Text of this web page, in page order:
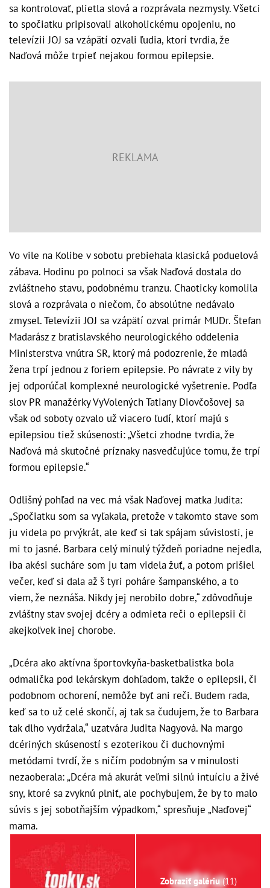
sa kontrolovať, plietla slová a rozprávala nezmysly. Všetci
to spočiatku pripisovali alkoholickému opojeniu, no
televízii JOJ sa vzápätí ozvali ľudia, ktorí tvrdia, že
Naďová môže trpieť nejakou formou epilepsie.
Vo vile na Kolibe v sobotu prebiehala klasická poduelová
zábava. Hodinu po polnoci sa však Naďová dostala do
zvláštneho stavu, podobnému tranzu. Chaoticky komolila
slová a rozprávala o niečom, čo absolútne nedávalo
zmysel. Televízii JOJ sa vzápätí ozval primár MUDr. Štefan
Madarász z bratislavského neurologického oddelenia
Ministerstva vnútra SR, ktorý má podozrenie, že mladá
žena trpí jednou z foriem epilepsie. Po návrate z vily by
jej odporúčal komplexné neurologické vyšetrenie. Podľa
slov PR manažérky VyVolených Tatiany Diovčošovej sa
však od soboty ozvalo už viacero ľudí, ktorí majú s
epilepsiou tiež skúsenosti: „Všetci zhodne tvrdia, že
Naďová má skutočné príznaky nasvedčujúce tomu, že trpí
formou epilepsie.“
Odlišný pohľad na vec má však Naďovej matka Judita:
„Spočiatku som sa vyľakala, pretože v takomto stave som
ju videla po prvýkrát, ale keď si tak spájam súvislosti, je
mi to jasné. Barbara celý minulý týždeň poriadne nejedla,
iba akési sucháre som ju tam videla žuť, a potom prišiel
večer, keď si dala až š tyri poháre šampanského, a to
viem, že neznáša. Nikdy jej nerobilo dobre,“ zdôvodňuje
zvláštny stav svojej dcéry a odmieta reči o epilepsii či
akejkoľvek inej chorobe.
„Dcéra ako aktívna športovkyňa-basketbalistka bola
odmalička pod lekárskym dohľadom, takže o epilepsii, či
podobnom ochorení, nemôže byť ani reči. Budem rada,
keď sa to už celé skončí, aj tak sa čudujem, že to Barbara
tak dlho vydržala,“ uzatvára Judita Nagyová. Na margo
dcériných skúseností s ezoterikou či duchovnými
metódami tvrdí, že s ničím podobným sa v minulosti
nezaoberala: „Dcéra má akurát veľmi silnú intuíciu a živé
sny, ktoré sa zvyknú plniť, ale pochybujem, že by to malo
súvis s jej sobotňajším výpadkom,“ spresňuje „Naďovej“
mama.
Zobraziť galériu(11)